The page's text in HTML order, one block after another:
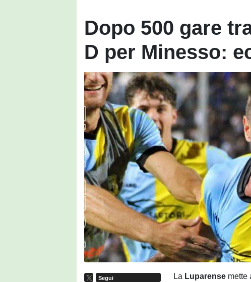
Dopo 500 gare
D per Minesso:
Segui La Luparense mette